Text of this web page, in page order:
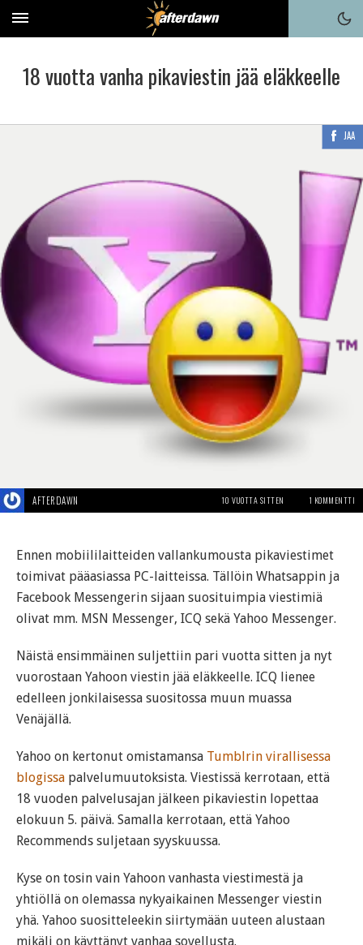
18 vuotta vanha pikaviestin jää eläkkeelle
JAA
AFTERDAWN 10 VUOTTA SITTEN 1 KOMMENTTI
Ennen mobiililaitteiden vallankumousta pikaviestimet
toimivat pääasiassa PC-laitteissa. Tällöin Whatsappin ja
Facebook Messengerin sijaan suosituimpia viestimiä
olivat mm. MSN Messenger, ICQ sekä Yahoo Messenger.
Näistä ensimmäinen suljettiin pari vuotta sitten ja nyt
vuorostaan Yahoon viestin jää eläkkeelle. ICQ lienee
edelleen jonkilaisessa suositossa muun muassa
Venäjällä.
Yahoo on kertonut omistamansa Tumblrin virallisessa
blogissa palvelumuutoksista. Viestissä kerrotaan, että
18 vuoden palvelusajan jälkeen pikaviestin lopettaa
elokuun 5. päivä. Samalla kerrotaan, että Yahoo
Recommends suljetaan syyskuussa.
Kyse on tosin vain Yahoon vanhasta viestimestä ja
yhtiöllä on olemassa nykyaikainen Messenger viestin
yhä. Yahoo suositteleekin siirtymään uuteen alustaan
mikäli on käyttänyt vanhaa sovellusta.